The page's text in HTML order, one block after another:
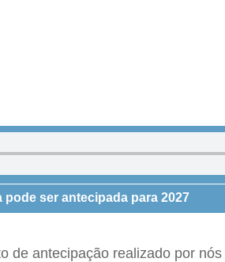
ser antecipada para 2027
de antecipação realizado por